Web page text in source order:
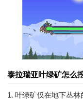
泰拉瑞亚叶绿矿怎么
1. 叶绿矿仅在地下丛